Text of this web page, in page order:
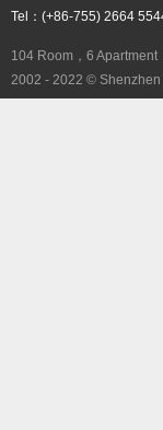
Tel：(+86-755) 2664
104 Room，6
2002 - 2022 ©